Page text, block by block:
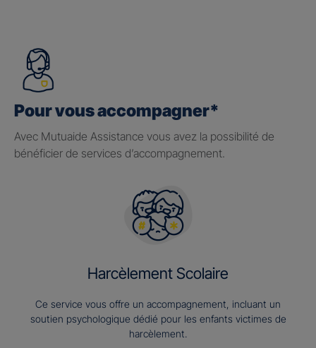
Pour vous accompagner*
Avec Mutuaide Assistance vous avez la possibilité de
bénéficier de services d’accompagnement.
Harcèlement Scolaire
Ce service vous offre un accompagnement, incluant un
soutien psychologique dédié pour les enfants victimes de
harcèlement.